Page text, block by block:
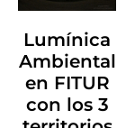
Lumínica
Ambiental
en FITUR
con los 3